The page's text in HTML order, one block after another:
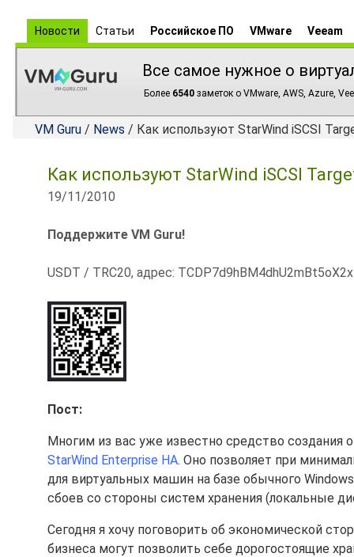
Новости Статьи Российское ПО VMware Veeam
Все самое нужное о
Более 6540 заметок о VMware, AWS, Azure,
VM Guru / News / Как используют StarWind iSCSI
Как используют StarWind iSCSI
19/11/2010
Поддержите VM Guru!
USDT / TRC20, адрес:
Пост:
Многим из вас уже известно средство создания
StarWind Enterprise HA. Оно позволяет при
для виртуальных машин на базе обычного
сбоев со стороны систем хранения (локальные
Сегодня я хочу поговорить об экономической
бизнеса могут позволить себе дорогостоящие